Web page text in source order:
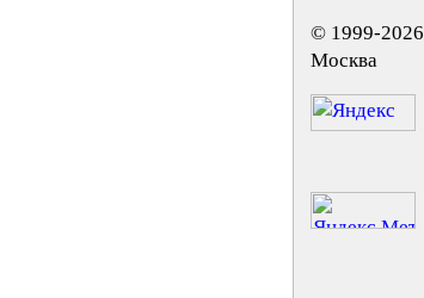
© 1999-2026
Москва